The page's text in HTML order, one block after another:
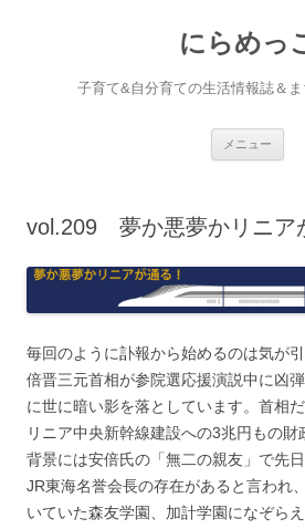
にらめっ
子育て&自分育ての生活情報誌＆
メニュー
vol.209 夢か悪夢かリニア
毎回のように訃報から始めるのは気が
倍晋三元首相が参院選応援演説中に凶
に世に暗い影を落としています。首相
リニア中央新幹線建設への3兆円もの財
背景には安倍氏の「無二の親友」で先
JR東海名誉会長の存在があると言われ
いていた森友学園、加計学園になぞら